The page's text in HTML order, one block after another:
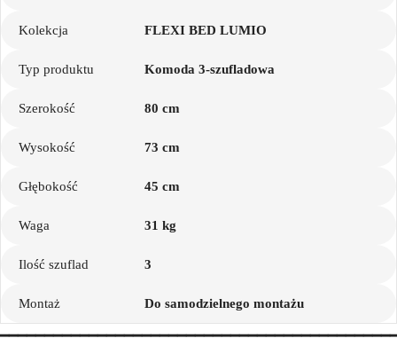
Kolekcja FLEXI BED LUMIO
Typ produktu Komoda 3-szufladowa
Szerokość 80 cm
Wysokość 73 cm
Głębokość 45 cm
Waga 31 kg
Ilość szuflad 3
Montaż Do samodzielnego montażu